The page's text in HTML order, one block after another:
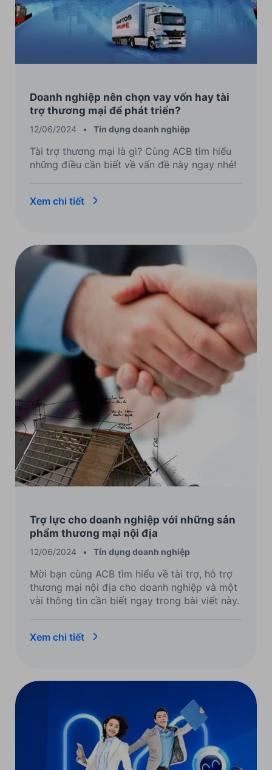
Doanh nghiệp nên chọn vay vốn hay tài
trợ thương mại để phát triển?
12/06/2024 • Tín dụng doanh nghiệp
Tài trợ thương mại là gì? Cùng ACB tìm hiểu
những điều cần biết về vấn đề này ngay nhé!
Xem chi tiết
Trợ lực cho doanh nghiệp với những sản
phẩm thương mại nội địa
12/06/2024 • Tín dụng doanh nghiệp
Mời bạn cùng ACB tìm hiểu về tài trợ, hỗ trợ
thương mại nội địa cho doanh nghiệp và một
vài thông tin cần biết ngay trong bài viết này.
Xem chi tiết